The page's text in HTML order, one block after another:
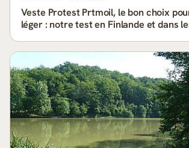
Veste Protest Prtmoil, le bon choix
léger : notre test en Finlande et dans